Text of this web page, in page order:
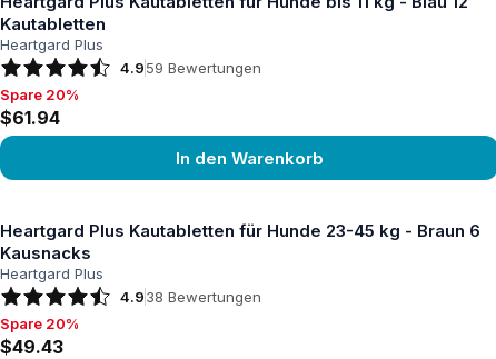
Kautabletten
Heartgard Plus
4.959 Bewertungen
Spare 20%, $61.94
Spare 20%
$61.94
In den Warenkorb
Heartgard Plus Kautabletten für Hunde 23-45 kg - Braun 6
Kausnacks
Heartgard Plus
4.938 Bewertungen
Spare 20%, $49.43
Spare 20%
$49.43